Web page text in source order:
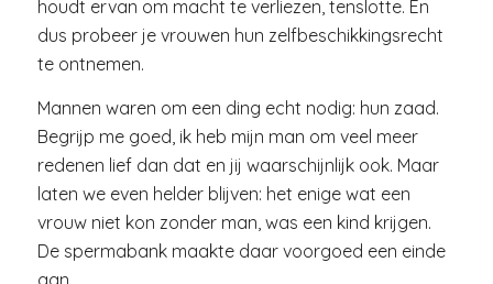
houdt ervan om macht te verliezen, tenslotte. En
dus probeer je vrouwen hun zelfbeschikkingsrecht
te ontnemen.
Mannen waren om een ding echt nodig: hun zaad.
Begrijp me goed, ik heb mijn man om veel meer
redenen lief dan dat en jij waarschijnlijk ook. Maar
laten we even helder blijven: het enige wat een
vrouw niet kon zonder man, was een kind krijgen.
De spermabank maakte daar voorgoed een einde
aan.